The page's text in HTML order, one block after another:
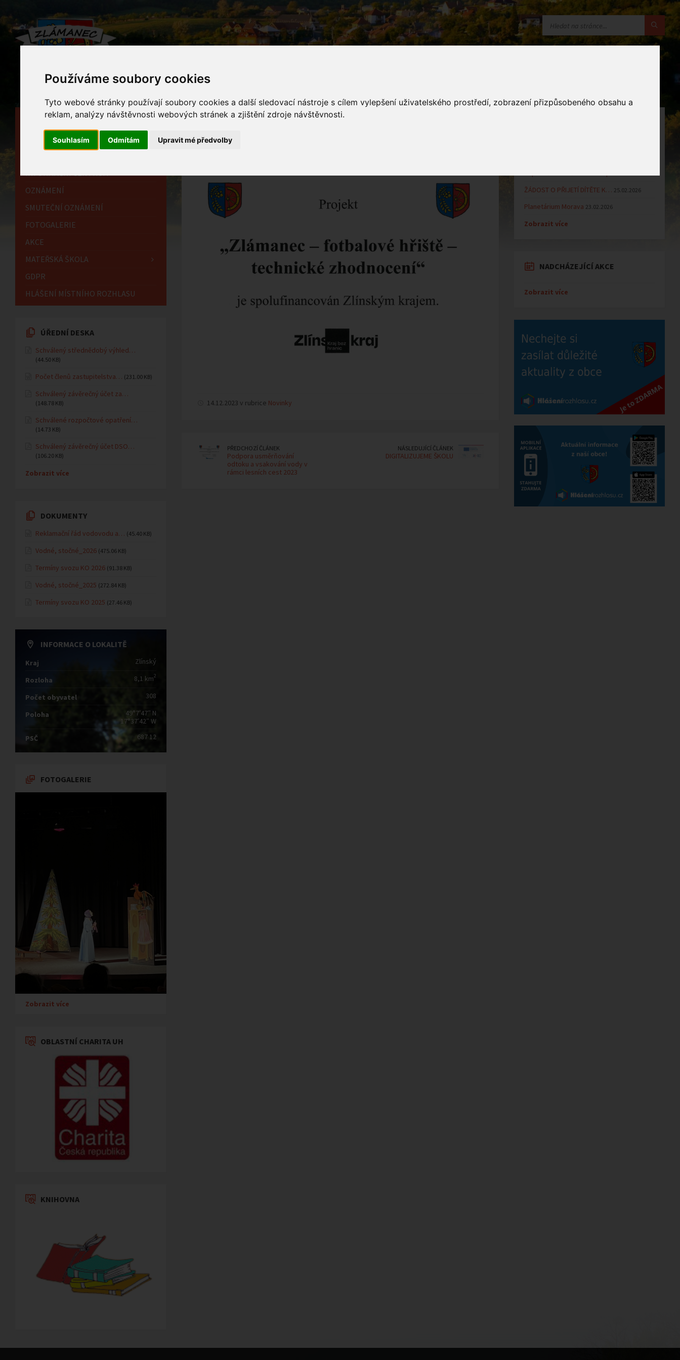
Používáme soubory cookies
Tyto webové stránky používají soubory cookies a další sledovací nástroje s cílem vylepšení uživatelského prostředí, zobrazení přizpůsobeného obsahu a
reklam, analýzy návštěvnosti webových stránek a zjištění zdroje návštěvnosti.
Souhlasím Odmítám Upravit mé předvolby
14.12.2023 v rubrice Novinky
PŘEDCHOZÍ ČLÁNEK
Podpora usměrňování
odtoku a vsakování vody v
rámci lesních cest 2023
NÁSLEDUJÍCÍ ČLÁNEK
DIGITALIZUJEME ŠKOLU
HLAVNÍ STRÁNKA
OBECNÍ ÚŘAD
INFORMAČNÍ CENTRUM
OZNÁMENÍ
SMUTEČNÍ OZNÁMENÍ
FOTOGALERIE
AKCE
MATEŘSKÁ ŠKOLA
GDPR
HLÁŠENÍ MÍSTNÍHO ROZHLASU
ÚŘEDNÍ DESKA
Schválený střednědobý výhled…
(44.50 KB)
Počet členů zastupitelstva… (231.00 KB)
Schválený závěrečný účet za…
(148.78 KB)
Schválené rozpočtové opatření…
(14.73 KB)
Schválený závěrečný účet DSO…
(106.20 KB)
Zobrazit více
DOKUMENTY
Reklamační řád vodovodu a… (45.40 KB)
Vodné, stočné_2026 (475.06 KB)
Termíny svozu KO 2026 (91.38 KB)
Vodné, stočné_2025 (272.84 KB)
Termíny svozu KO 2025 (27.46 KB)
INFORMACE O LOKALITĚ
Kraj Zlínský
Rozloha 8,1 km2
Počet obyvatel 308
Poloha
49°7′47″ N
17°37′42″ W
PSČ
687 12
FOTOGALERIE
Zobrazit více
OBLASTNÍ CHARITA UH
KNIHOVNA
ŽÁDOST O PŘIJETÍ DÍTĚTE K… 25.02.2026
Planetárium Morava 23.02.2026
Zobrazit více
NADCHÁZEJÍCÍ AKCE
Zobrazit více